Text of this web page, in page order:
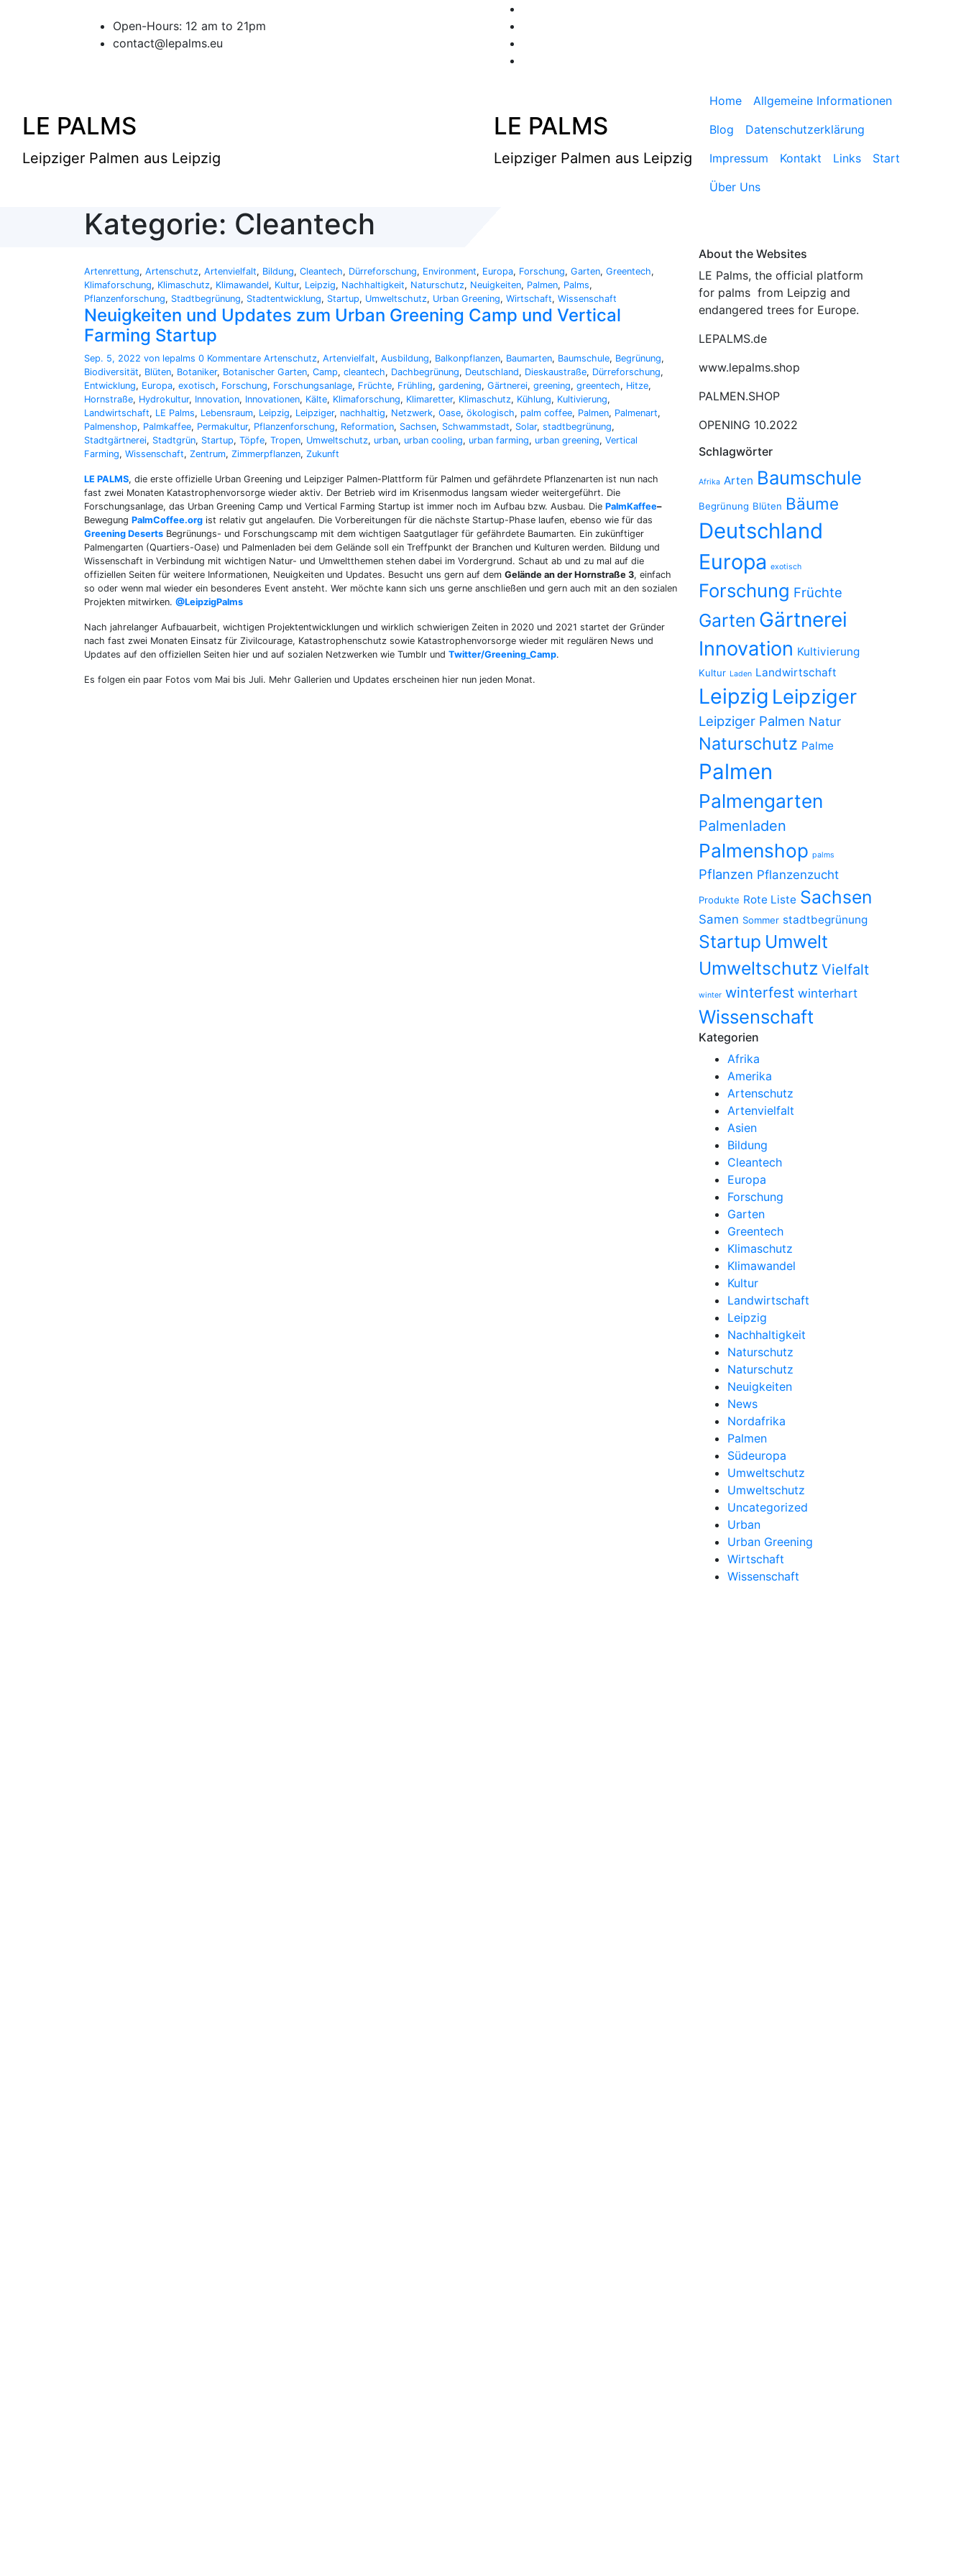
Open-Hours: 12 am to 21pm
contact@lepalms.eu
LE PALMS
Leipziger Palmen aus Leipzig
LE PALMS
Leipziger Palmen aus Leipzig
Home
Allgemeine Informationen
Blog
Datenschutzerklärung
Impressum
Kontakt Links
Start
Über Uns
Kategorie: Cleantech
Artenrettung, Artenschutz, Artenvielfalt, Bildung, Cleantech, Dürreforschung, Environment, Europa, Forschung, Garten, Greentech,
Klimaforschung, Klimaschutz, Klimawandel, Kultur, Leipzig, Nachhaltigkeit, Naturschutz, Neuigkeiten, Palmen, Palms,
Pflanzenforschung, Stadtbegrünung, Stadtentwicklung, Startup, Umweltschutz, Urban Greening, Wirtschaft, Wissenschaft
Neuigkeiten und Updates zum Urban Greening Camp und Vertical
Farming Startup
Sep. 5, 2022 von lepalms 0 Kommentare Artenschutz, Artenvielfalt, Ausbildung, Balkonpflanzen, Baumarten, Baumschule, Begrünung,
Biodiversität, Blüten, Botaniker, Botanischer Garten, Camp, cleantech, Dachbegrünung, Deutschland, Dieskaustraße, Dürreforschung,
Entwicklung, Europa, exotisch, Forschung, Forschungsanlage, Früchte, Frühling, gardening, Gärtnerei, greening, greentech, Hitze,
Hornstraße, Hydrokultur, Innovation, Innovationen, Kälte, Klimaforschung, Klimaretter, Klimaschutz, Kühlung, Kultivierung,
Landwirtschaft, LE Palms, Lebensraum, Leipzig, Leipziger, nachhaltig, Netzwerk, Oase, ökologisch, palm coffee, Palmen, Palmenart,
Palmenshop, Palmkaffee, Permakultur, Pflanzenforschung, Reformation, Sachsen, Schwammstadt, Solar, stadtbegrünung,
Stadtgärtnerei, Stadtgrün, Startup, Töpfe, Tropen, Umweltschutz, urban, urban cooling, urban farming, urban greening, Vertical
Farming, Wissenschaft, Zentrum, Zimmerpflanzen, Zukunft
LE PALMS, die erste offizielle Urban Greening und Leipziger Palmen-Plattform für Palmen und gefährdete Pflanzenarten ist nun nach
fast zwei Monaten Katastrophenvorsorge wieder aktiv. Der Betrieb wird im Krisenmodus langsam wieder weitergeführt. Die
Forschungsanlage, das Urban Greening Camp und Vertical Farming Startup ist immer noch im Aufbau bzw. Ausbau. Die PalmKaffee–
Bewegung PalmCoffee.org ist relativ gut angelaufen. Die Vorbereitungen für die nächste Startup-Phase laufen, ebenso wie für das
Greening Deserts Begrünungs- und Forschungscamp mit dem wichtigen Saatgutlager für gefährdete Baumarten. Ein zukünftiger
Palmengarten (Quartiers-Oase) und Palmenladen bei dem Gelände soll ein Treffpunkt der Branchen und Kulturen werden. Bildung und
Wissenschaft in Verbindung mit wichtigen Natur- und Umweltthemen stehen dabei im Vordergrund. Schaut ab und zu mal auf die
offiziellen Seiten für weitere Informationen, Neuigkeiten und Updates. Besucht uns gern auf dem Gelände an der Hornstraße 3, einfach
so oder wenn mal wieder ein besonderes Event ansteht. Wer möchte kann sich uns gerne anschließen und gern auch mit an den sozialen
Projekten mitwirken. @LeipzigPalms
Nach jahrelanger Aufbauarbeit, wichtigen Projektentwicklungen und wirklich schwierigen Zeiten in 2020 und 2021 startet der Gründer
nach fast zwei Monaten Einsatz für Zivilcourage, Katastrophenschutz sowie Katastrophenvorsorge wieder mit regulären News und
Updates auf den offiziellen Seiten hier und auf sozialen Netzwerken wie Tumblr und Twitter/Greening_Camp.
Es folgen ein paar Fotos vom Mai bis Juli. Mehr Gallerien und Updates erscheinen hier nun jeden Monat.
About the Websites
LE Palms, the official platform
for palms from Leipzig and
endangered trees for Europe.
LEPALMS.de
www.lepalms.shop
PALMEN.SHOP
OPENING 10.2022
Schlagwörter
Afrika Arten Baumschule
Begrünung Blüten Bäume
Deutschland
Europa exotisch
Forschung Früchte
Garten Gärtnerei
Innovation Kultivierung
Kultur Laden Landwirtschaft
Leipzig Leipziger
Leipziger Palmen Natur
Naturschutz Palme
Palmen
Palmengarten
Palmenladen
Palmenshop palms
Pflanzen Pflanzenzucht
Produkte Rote Liste Sachsen
Samen Sommer stadtbegrünung
Startup Umwelt
Umweltschutz Vielfalt
winter winterfest winterhart
Wissenschaft
Kategorien
Afrika
Amerika
Artenschutz
Artenvielfalt
Asien
Bildung
Cleantech
Europa
Forschung
Garten
Greentech
Klimaschutz
Klimawandel
Kultur
Landwirtschaft
Leipzig
Nachhaltigkeit
Naturschutz
Naturschutz
Neuigkeiten
News
Nordafrika
Palmen
Südeuropa
Umweltschutz
Umweltschutz
Uncategorized
Urban
Urban Greening
Wirtschaft
Wissenschaft